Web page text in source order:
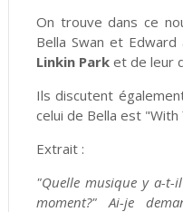
On trouve dans ce
Bella Swan et
Linkin Parket de leur
Ils discutent
celui de Bella est
Extrait :
"Quelle musique y a-t-
moment?" Ai-je